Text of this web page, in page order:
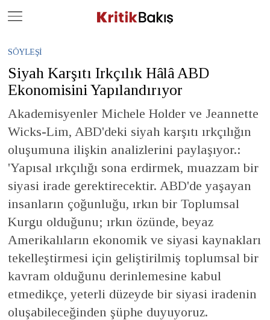
SÖYLEŞI
Siyah Karşıtı Irkçılık Hâlâ ABD
Ekonomisini Yapılandırıyor
Akademisyenler Michele Holder ve Jeannette
Wicks-Lim, ABD'deki siyah karşıtı ırkçılığın
oluşumuna ilişkin analizlerini paylaşıyor.:
'Yapısal ırkçılığı sona erdirmek, muazzam bir
siyasi irade gerektirecektir. ABD'de yaşayan
insanların çoğunluğu, ırkın bir Toplumsal
Kurgu olduğunu; ırkın özünde, beyaz
Amerikalıların ekonomik ve siyasi kaynakları
tekelleştirmesi için geliştirilmiş toplumsal bir
kavram olduğunu derinlemesine kabul
etmedikçe, yeterli düzeyde bir siyasi iradenin
oluşabileceğinden şüphe duyuyoruz.